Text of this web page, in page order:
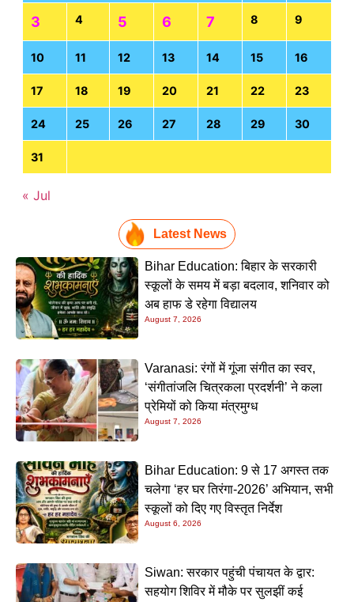
3 4 5 6 7 8 9
10 11 12 13 14 15 16
17 18 19 20 21 22 23
24 25 26 27 28 29 30
31
« Jul
Latest News
Bihar Education: बिहार के सरकारी
स्कूलों के समय में बड़ा बदलाव, शनिवार को
अब हाफ डे रहेगा विद्यालय
August 7, 2026
Varanasi: रंगों में गूंजा संगीत का स्वर,
‘संगीतांजलि चित्रकला प्रदर्शनी’ ने कला
प्रेमियों को किया मंत्रमुग्ध
August 7, 2026
Bihar Education: 9 से 17 अगस्त तक
चलेगा ‘हर घर तिरंगा-2026’ अभियान, सभी
स्कूलों को दिए गए विस्तृत निर्देश
August 6, 2026
Siwan: सरकार पहुंची पंचायत के द्वार:
सहयोग शिविर में मौके पर सुलझीं कई